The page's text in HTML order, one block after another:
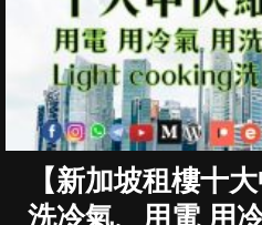
【新加坡租樓十
洗冷氣、用電 用